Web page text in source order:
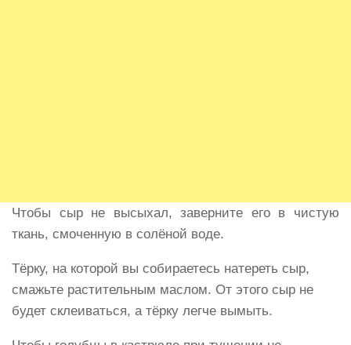
Чтобы сыр не высыхал, заверните его в чистую
ткань, смоченную в солёной воде.
Тёрку, на которой вы собираетесь натереть сыр,
смажьте растительным маслом. От этого сыр не
будет склеиваться, а тёрку легче вымыть.